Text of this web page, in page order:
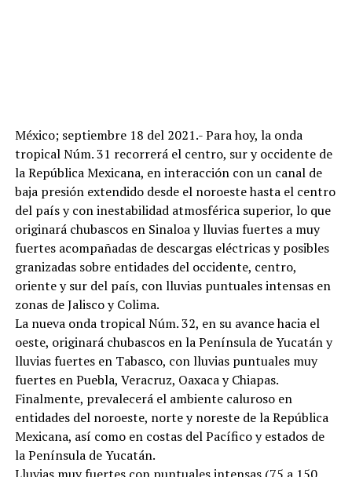
México; septiembre 18 del 2021.- Para hoy, la onda
tropical Núm. 31 recorrerá el centro, sur y occidente de
la República Mexicana, en interacción con un canal de
baja presión extendido desde el noroeste hasta el centro
del país y con inestabilidad atmosférica superior, lo que
originará chubascos en Sinaloa y lluvias fuertes a muy
fuertes acompañadas de descargas eléctricas y posibles
granizadas sobre entidades del occidente, centro,
oriente y sur del país, con lluvias puntuales intensas en
zonas de Jalisco y Colima.
La nueva onda tropical Núm. 32, en su avance hacia el
oeste, originará chubascos en la Península de Yucatán y
lluvias fuertes en Tabasco, con lluvias puntuales muy
fuertes en Puebla, Veracruz, Oaxaca y Chiapas.
Finalmente, prevalecerá el ambiente caluroso en
entidades del noroeste, norte y noreste de la República
Mexicana, así como en costas del Pacífico y estados de
la Península de Yucatán.